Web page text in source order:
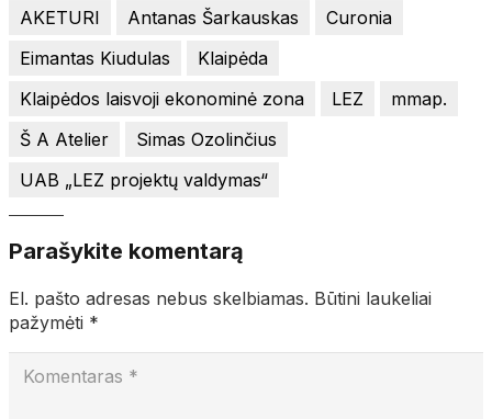
AKETURI Antanas Šarkauskas
Curonia
Eimantas Kiudulas
Klaipėda
Klaipėdos laisvoji ekonominė zona
LEZ
mmap.
Š A Atelier
Simas Ozolinčius
UAB „LEZ projektų valdymas“
Parašykite komentarą
El. pašto adresas nebus skelbiamas. Būtini laukeliai
pažymėti *